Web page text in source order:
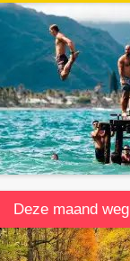
Deze maand weg